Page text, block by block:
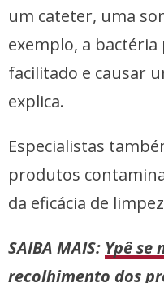
um cateter, uma
exemplo, a
facilitado e causar
explica.
Especialistas
produtos
da eficácia de
SAIBA MAIS: Ypê se
recolhimento dos